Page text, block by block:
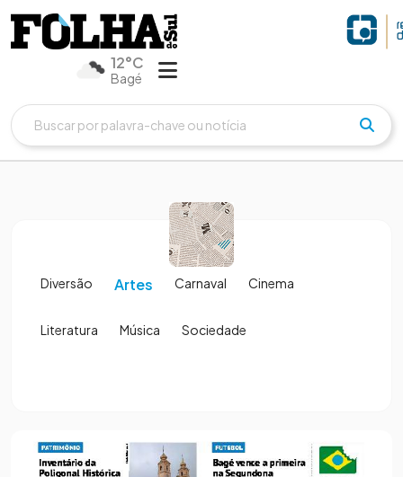
12°C
Bagé
Diversão Artes Carnaval Cinema
Literatura Música Sociedade